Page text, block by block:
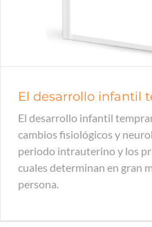
El desarrollo infantil
El desarrollo infantil
cambios fisiológicos y
periodo intrauterino y los
cuales determinan en gran
persona.